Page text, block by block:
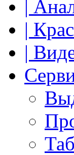
|
|
|